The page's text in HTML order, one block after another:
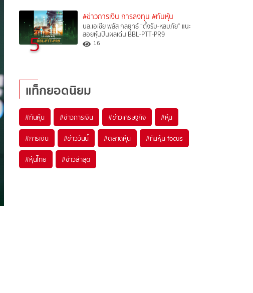
5
#ข่าวการเงิน การลงทุน #ทันหุ้น
บล.เอเซีย พลัส กลยุทธ์ “ตั้งรับ-หลบภัย” แนะ
สอยหุ้นปันผลเด่น BBL-PTT-PR9
16
แท็กยอดนิยม
#ทันหุ้น #ข่าวการเงิน #ข่าวเศรษฐกิจ #หุ้น
#การเงิน #ข่าววันนี้ #ตลาดหุ้น #ทันหุ้น focus
#หุ้นไทย #ข่าวล่าสุด